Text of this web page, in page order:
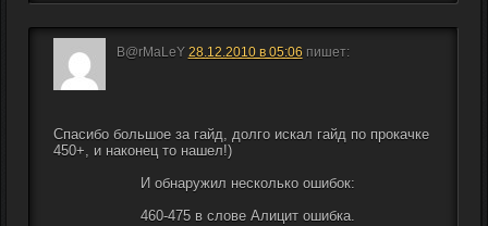
B@rMaLeY 28.12.2010 в 05:06 пишет:
Спасибо большое за гайд, долго искал гайд по прокачке
450+, и наконец то нашел!)
                    И обнаружил несколько ошибок:
                    460-475 в слове Алицит ошибка.